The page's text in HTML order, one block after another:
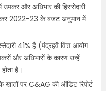
और अधिभार की हिस्सेदारी
2022-23 के बजट अनुमान में
41% है (पंद्रहवें वित्त आयोग
और अधिभारों के कारण उन्हें
है।
पर C&AG की ऑडिट रिपोर्ट